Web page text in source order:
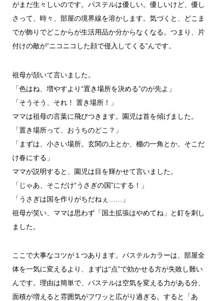
がまだ生々しいのです。パステルは優しい。優しいけど、優し
さって、時々、部屋の境界線を溶かします。気づくと、どこま
でが飾りでどこからが生活用品か分からなくなる。つまり、片
付けの敵が“ニコニコした顔で侵入してくる”んです。
祖母が頷いて言いました。
「色はね、増やすより“置き場所を決める”のが先よ」
「そうそう、それ！ 置き場所！」
ママは祖母の言葉に飛びつきます。園児は首を傾げました。
「置き場所って、おうちのどこ？」
「まずは、小さい場所。玄関の上とか、棚の一角とか。そこだ
け春にする」
ママが説明すると、園児は目を輝かせて言いました。
「じゃあ、そこだけ“うさぎの国”にする！」
「うさぎは国を作りがちだねぇ……」
祖母が笑い、ママは思わず「国土拡張はやめてね」と釘を刺し
ました。
ここで大事なコツが１つあります。パステルカラーは、部屋全
体を一気に変えるより、まずは“点”で効かせる方が失敗し難い
んです。理由は簡単で、パステルは空気を変える力がある分、
面積が増えると雰囲気がフワッと広がり過ぎる。すると「あ